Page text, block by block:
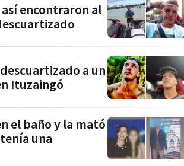
así encontraron al
a un
Ituzaingó
el baño y la mató
una